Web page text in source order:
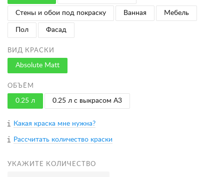
Стены и обои под покраску Ванная Мебель
Пол Фасад
ВИД КРАСКИ
Absolute Matt
ОБЪЁМ
0.25 л 0.25 л с выкрасом A3
Какая краска мне нужна?
Рассчитать количество краски
УКАЖИТЕ КОЛИЧЕСТВО